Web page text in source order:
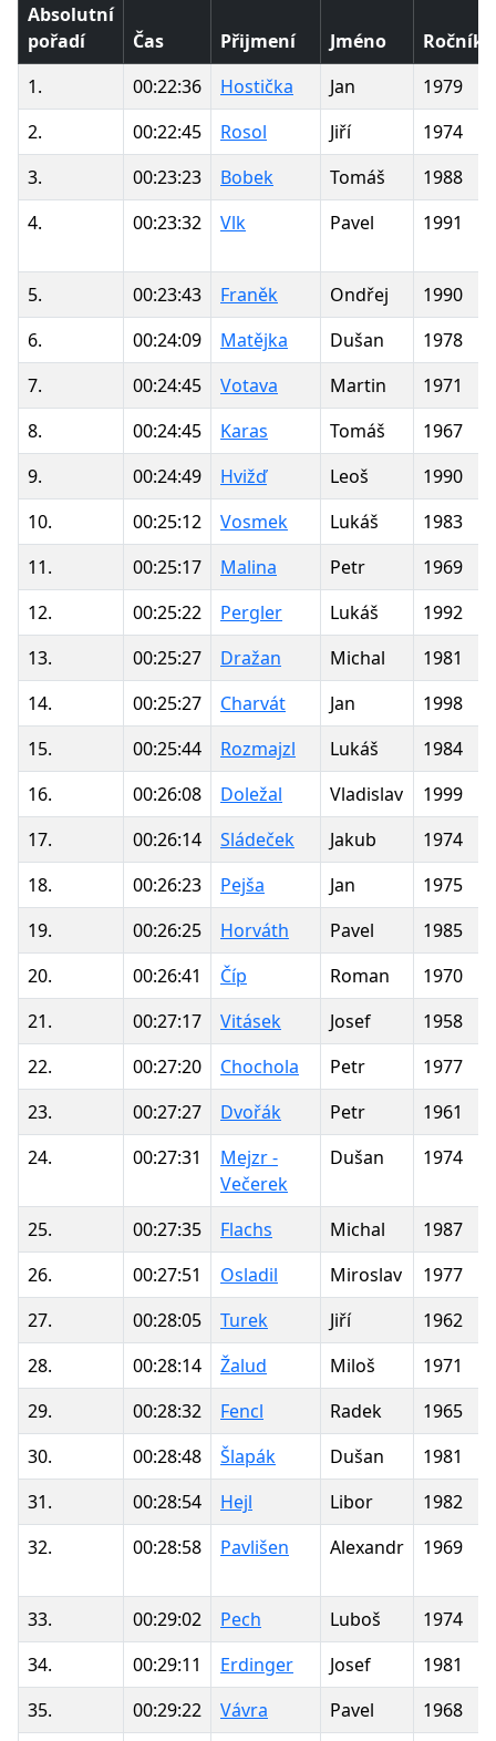
Absolutní
pořadí
Čas Přijmení Jméno
Ročník
1.
00:22:36 Hostička Jan
1979
2.
00:22:45 Rosol Jiří
1974
3.
00:23:23 Bobek Tomáš
1988
4.
00:23:32 Vlk Pavel 1991
5. 00:23:43 Franěk Ondřej
1990
6.
00:24:09 Matějka Dušan
1978
7.
00:24:45 Votava Martin
1971
8.
00:24:45 Karas Tomáš
1967
9.
00:24:49 Hvižď Leoš
1990
10.
00:25:12 Vosmek Lukáš
1983
11.
00:25:17 Malina Petr
1969
12.
00:25:22 Pergler Lukáš
1992
13.
00:25:27 Dražan Michal
1981
14.
00:25:27 Charvát Jan
1998
15.
00:25:44 Rozmajzl Lukáš
1984
16.
00:26:08 Doležal Vladislav
1999
17.
00:26:14 Sládeček Jakub
1974
18.
00:26:23 Pejša Jan
1975
19.
00:26:25 Horváth Pavel
1985
20.
00:26:41 Číp Roman
1970
21.
00:27:17 Vitásek Josef
1958
22.
00:27:20 Chochola Petr
1977
23.
00:27:27 Dvořák Petr
1961
24.
00:27:31
Mejzr -
Večerek
Dušan 1974
25. 00:27:35 Flachs Michal
1987
26.
00:27:51 Osladil Miroslav
1977
27.
00:28:05 Turek Jiří
1962
28.
00:28:14 Žalud Miloš
1971
29.
00:28:32 Fencl Radek
1965
30.
00:28:48 Šlapák Dušan
1981
31.
00:28:54 Hejl Libor
1982
32.
00:28:58 Pavlišen Alexandr 1969
33. 00:29:02 Pech Luboš
1974
34.
00:29:11 Erdinger Josef
1981
35.
00:29:22 Vávra Pavel
1968